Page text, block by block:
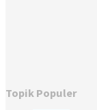
Topik Populer